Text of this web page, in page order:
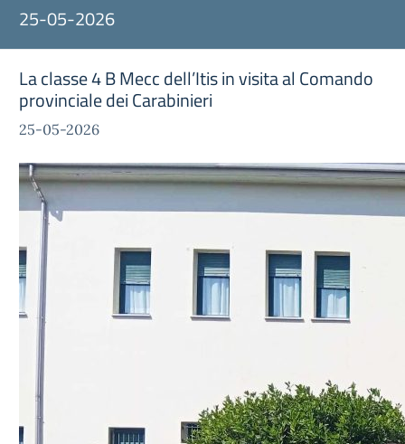
25-05-2026
La classe 4 B Mecc dell’Itis in visita al Comando
provinciale dei Carabinieri
25-05-2026